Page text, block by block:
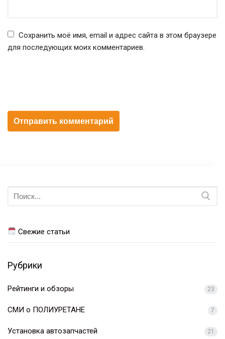
Сохранить моё имя, email и адрес сайта в этом браузере
для последующих моих комментариев.
Искать:
Свежие статьи
Рубрики
Рейтинги и обзоры 23
СМИ о ПОЛИУРЕТАНЕ 7
Установка автозапчастей 21